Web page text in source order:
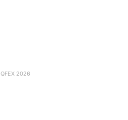
QFEX 2026